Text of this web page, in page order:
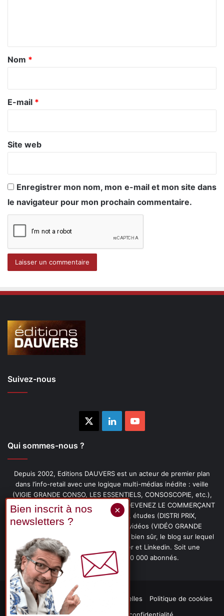
a
e
Nom *
E-mail *
Site web
Enregistrer mon nom, mon e-mail et mon site dans
le navigateur pour mon prochain commentaire.
Suivez-nous
LinkedinYouTube
Qui sommes-nous ?
Depuis 2002, Editions DAUVERS est un acteur de premier plan
dans l’info-retail avec une logique multi-médias inédite : veille
(VIGIE GRANDE CONSO, LES ESSENTIELS, CONSOSCOPIE, etc.),
livres (PENSER-CLIENT, IMAGE-PRIX, DEVENEZ LE COMMERÇANT
PRÉFÉRÉ DE VOS CLIENTS, etc.), études (DISTRI PRIX,
PROMOFLASH, DRIVE INSIGHTS), vidéos (VIDÉO GRANDE
CONSO), podcasts (CAFÉ CONSO) et, bien sûr, le blog sur lequel
vous êtes, ainsi que les fils Twitter et Linkedin. Soit une
communauté de plus de 150 000 abonnés.
Mentions légales Données personnelles
Politique de cookies
Contact
Déclaration de confidentialité